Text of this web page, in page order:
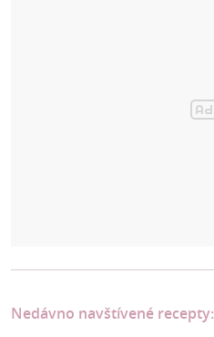
Nedávno navštívené recepty: